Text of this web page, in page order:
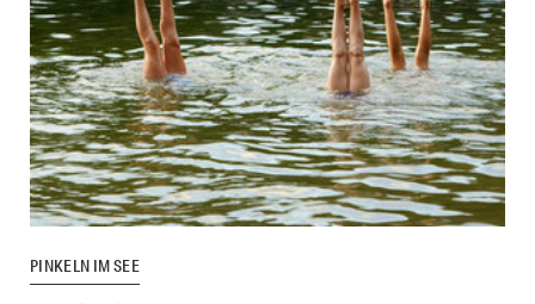
PINKELN IM SEE